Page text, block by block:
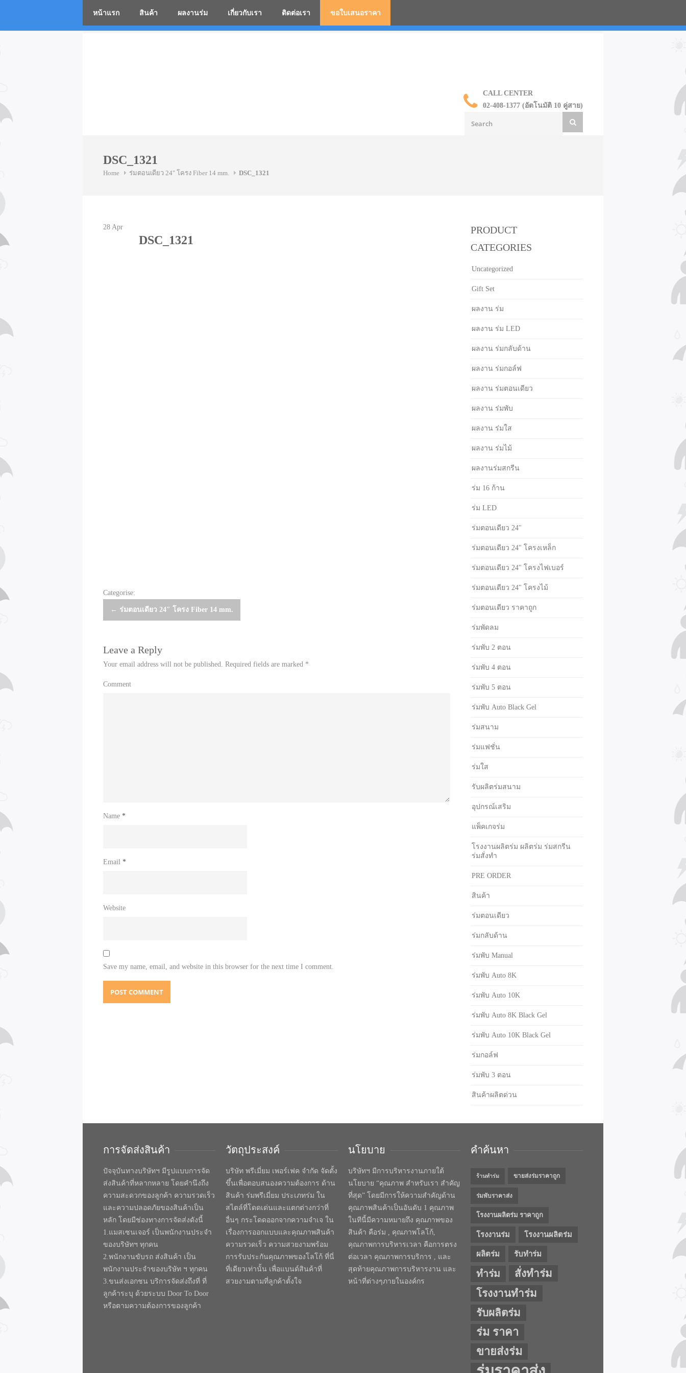
CALL CENTER
02-408-1377 (อัตโนมัติ 10 คู่สาย)
หน้าแรก สินค้า ผลงานร่ม เกี่ยวกับเรา ติดต่อเรา ขอใบเสนอราคา
DSC_1321
Home ร่มตอนเดียว 24" โครง Fiber 14 mm. DSC_1321
28 Apr
DSC_1321
Categorise:
Post
← ร่มตอนเดียว 24″ โครง Fiber 14 mm.
Leave a Reply
Your email address will not be published. Required fields are marked *
Comment
Name *
Email *
Website
Save my name, email, and website in this browser for the next time I comment.
PRODUCT
CATEGORIES
Uncategorized
Gift Set
ผลงาน ร่ม
ผลงาน ร่ม LED
ผลงาน ร่มกลับด้าน
ผลงาน ร่มกอล์ฟ
ผลงาน ร่มตอนเดียว
ผลงาน ร่มพับ
ผลงาน ร่มใส
ผลงาน ร่มไม้
ผลงานร่มสกรีน
ร่ม 16 ก้าน
ร่ม LED
ร่มตอนเดียว 24"
ร่มตอนเดียว 24" โครงเหล็ก
ร่มตอนเดียว 24" โครงไฟเบอร์
ร่มตอนเดียว 24" โครงไม้
ร่มตอนเดียว ราคาถูก
ร่มพัดลม
ร่มพับ 2 ตอน
ร่มพับ 4 ตอน
ร่มพับ 5 ตอน
ร่มพับ Auto Black Gel
ร่มสนาม
ร่มแฟชั่น
ร่มใส
รับผลิตร่มสนาม
อุปกรณ์เสริม
แพ็คเกจร่ม
โรงงานผลิตร่ม ผลิตร่ม ร่มสกรีน
ร่มสั่งทำ
PRE ORDER
สินค้า
ร่มตอนเดียว
ร่มกลับด้าน
ร่มพับ Manual
ร่มพับ Auto 8K
ร่มพับ Auto 10K
ร่มพับ Auto 8K Black Gel
ร่มพับ Auto 10K Black Gel
ร่มกอล์ฟ
ร่มพับ 3 ตอน
สินค้าผลิตด่วน
การจัดส่งสินค้า
ปัจจุบันทางบริษัทฯ มีรูปแบบการจัด
ส่งสินค้าที่หลากหลาย โดยคำนึงถึง
ความสะดวกของลูกค้า ความรวดเร็ว
และความปลอดภัยของสินค้าเป็น
หลัก โดยมีช่องทางการจัดส่งดังนี้
1.แมสเซนเจอร์ เป็นพนักงานประจำ
ของบริษัทฯ ทุกคน
2.พนักงานขับรถ ส่งสินค้า เป็น
พนักงานประจำของบริษัท ฯ ทุกคน
3.ขนส่งเอกชน บริการจัดส่งถึงที่ ที่
ลูกค้าระบุ ด้วยระบบ Door To Door
หรือตามความต้องการของลูกค้า
วัตถุประสงค์
บริษัท พรีเมี่ยม เพอร์เฟค จำกัด จัดตั้ง
ขึ้นเพื่อตอบสนองความต้องการ ด้าน
สินค้า ร่มพรีเมี่ยม ประเภทร่ม ใน
สไตล์ที่โดดเด่นและแตกต่างกว่าที่
อื่นๆ กระโดดออกจากความจำเจ ใน
เรื่องการออกแบบและคุณภาพสินค้า
ความรวดเร็ว ความสวยงามพร้อม
การรับประกันคุณภาพของโลโก้ ที่นี่
ที่เดียวเท่านั้น เพื่อแบนด์สินค้าที่
สวยงามตามที่ลูกค้าตั้งใจ
นโยบาย
บริษัทฯ มีการบริหารงานภายใต้
นโยบาย “คุณภาพ สำหรับเรา สำคัญ
ที่สุด” โดยมีการให้ความสำคัญด้าน
คุณภาพสินค้าเป็นอันดับ 1 คุณภาพ
ในทีนี้มีความหมายถึง คุณภาพของ
สินค้า คือร่ม , คุณภาพโลโก้,
คุณภาพการบริหารเวลา คือการตรง
ต่อเวลา คุณภาพการบริการ , และ
สุดท้ายคุณภาพการบริหารงาน และ
หน้าที่ต่างๆภายในองค์กร
คำค้นหา
ร้านทำร่ม ขายส่งร่มราคาถูก
ร่มพับราคาส่ง
โรงงานผลิตร่ม ราคาถูก
โรงงานร่ม โรงงานผลิตร่ม
ผลิตร่ม รับทำร่ม
ทำร่ม
สั่งทำร่ม
โรงงานทำร่ม
รับผลิตร่ม
ร่ม ราคา
ขายส่งร่ม
โรงงานร่มสกรีนโลโก้ ร่มพรีเมี่ยม ร่มตอนเดียว ร่มกอล์ฟ ร่มกลับด้าน ราคาส่ง